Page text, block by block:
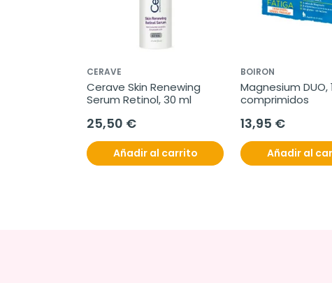
CERAVE
Cerave Skin Renewing
Serum Retinol, 30 ml
25,50 €
Añadir al carrito
BOIRON
Magnesium DUO,
comprimidos
13,95 €
Añadir al